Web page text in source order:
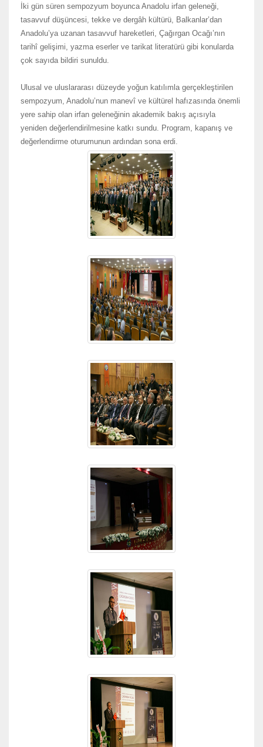
İki gün süren sempozyum boyunca Anadolu irfan geleneği,
tasavvuf düşüncesi, tekke ve dergâh kültürü, Balkanlar’dan
Anadolu’ya uzanan tasavvuf hareketleri, Çağırgan Ocağı’nın
tarihî gelişimi, yazma eserler ve tarikat literatürü gibi konularda
çok sayıda bildiri sunuldu.
Ulusal ve uluslararası düzeyde yoğun katılımla gerçekleştirilen
sempozyum, Anadolu’nun manevî ve kültürel hafızasında önemli
yere sahip olan irfan geleneğinin akademik bakış açısıyla
yeniden değerlendirilmesine katkı sundu. Program, kapanış ve
değerlendirme oturumunun ardından sona erdi.